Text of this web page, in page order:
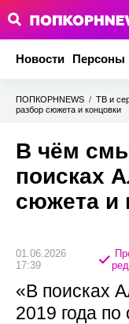
Новости Персоны
ПОПКОРНNEWS / ТВ и
разбор сюжета и концовки
В чём
поисках
сюжета и
01.06.2026
17:39
«В поисках
2019 года